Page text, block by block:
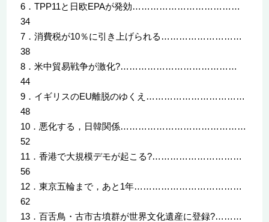
6．TPP11と日欧EPAが発効………………………………
34
7．消費税が10％に引き上げられる………………………
38
8．米中貿易戦争が激化?…………………………………
44
9．イギリスのEU離脱のゆくえ……………………………
48
10．悪化する，日韓関係……………………………………
52
11．香港で大規模デモが起こる?…………………………
56
12．東京五輪まで，あと1年………………………………
62
13．百舌鳥・古市古墳群が世界文化遺産に登録?………